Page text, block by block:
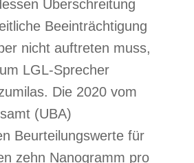
Überschreitung
Beeinträchtigung
nicht auftreten muss,
LGL-Sprecher
Die 2020 vom
(UBA)
Beurteilungswerte für
zehn Nanogramm pro